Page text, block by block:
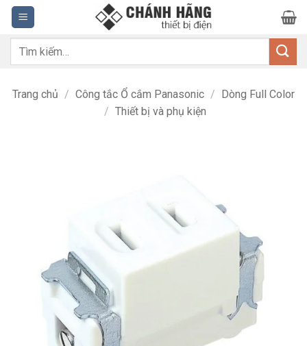
Bỏ
qua
nội
dung
Tìm
Trang chủ / Công tắc Ổ cắm Panasonic / Dòng Full Color
/ Thiết bị và phụ kiện